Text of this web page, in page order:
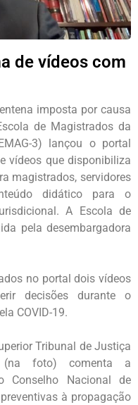
de vídeos com
imposta por causa
de Magistrados da
3) lançou o portal
vídeos que disponibiliza
magistrados, servidores
didático para o
A Escola de
pela desembargadora
no portal dois vídeos
decisões durante o
COVID-19.
Tribunal de Justiça
(na foto) comenta a
Conselho Nacional de
à propagação